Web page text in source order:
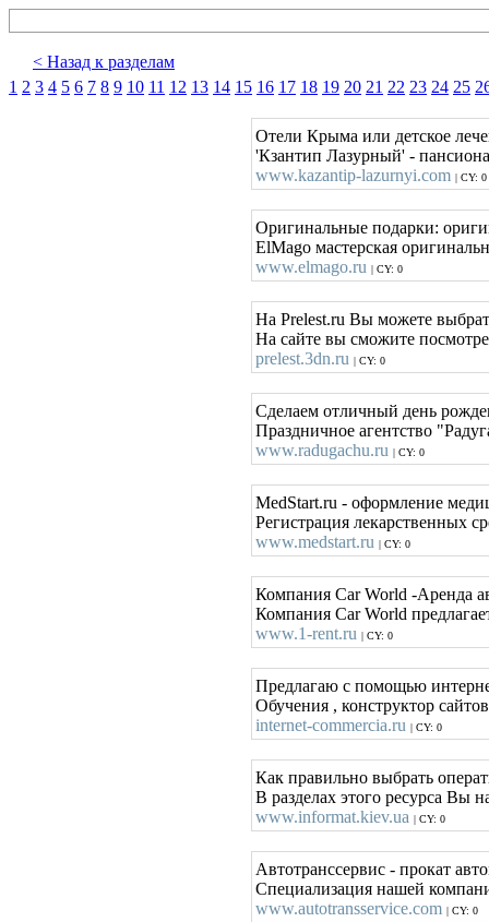
< Назад к разделам
1 2 3 4 5 6 7 8 9 10 11 12 13 14 15 16 17 18 19 20 21 22 23 24 25
Отели Крыма или детское
'Кзантип Лазурный' -
www.kazantip-lazurnyi.com | CY: 0
Оригинальные подарки:
ElMago мастерская
www.elmago.ru | CY: 0
На Prelest.ru Вы можете
На сайте вы сможите
prelest.3dn.ru | CY: 0
Сделаем отличный день
Праздничное агентство
www.radugachu.ru | CY: 0
MedStart.ru - оформление
Регистрация лекарственных
www.medstart.ru | CY: 0
Компания Car World -Аренда
Компания Car World
www.1-rent.ru | CY: 0
Предлагаю с помощью
Обучения , конструктор
internet-commercia.ru | CY: 0
Как правильно выбрать
В разделах этого ресурса Вы
www.informat.kiev.ua | CY: 0
Автотранссервис - прокат
Специализация нашей
www.autotransservice.com | CY: 0